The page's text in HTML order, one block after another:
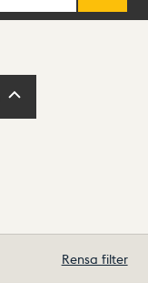
Rensa filter